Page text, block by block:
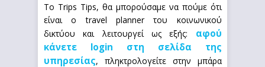
Το Trips Tips, θα μπορούσαμε να πούμε ότι
είναι ο travel planner του κοινωνικού
δικτύου και λειτουργεί ως εξής: αφού
κάνετε login στη σελίδα της
υπηρεσίας, πληκτρολογείτε στην μπάρα